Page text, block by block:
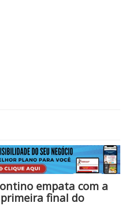
Economia Educação
Filmes em Cartaz Região
Cinema / Série / TV
/ Estilo Artigo / Coluna
empata com a
final do